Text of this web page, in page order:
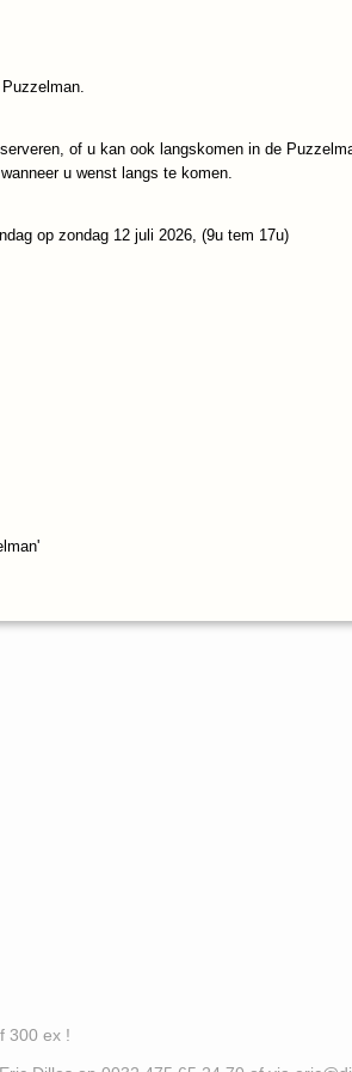
Libbelud-DIX11ML3
3558380086048
Save
ex !
of u kan ook langskomen in de
u wenst langs te komen.
op zondag 12 juli 2026, (9u tem 17u)